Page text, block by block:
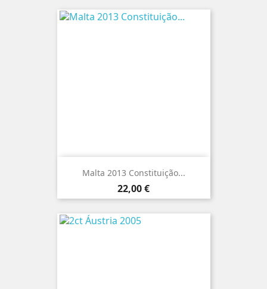
Malta 2013 Constituição...
Preço
22,00 €